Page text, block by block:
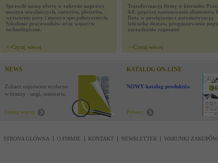
Sprawdź naszą ofertę w zakresie naprawy
maszyn szwalniczych, cutterów, ploterów,
wytwornic pary i maszyn specjalistycznych.
Szkolenie pracowników oraz wsparcie
technologiczne.
>>Czytaj wiecej
Transformacja firmy w kierunku
4.0. poprzez zastosowanie elementów
Data w powiązaniu z automatyzacją
łańcucha dostaw, prognozowania
zarządzania zapasami
>>Czytaj wiecej
NEWS
Zobacz najnowsze wydarzenia
w branży : targi, seminaria,
Czytaj więcej
KATALOG ON-LINE
NOWY katalog produktów !
Pobierz
STRONA GŁÓWNA O FIRMIE KONTAKT NEWSLETTER WARUNKI ZAKUPÓW